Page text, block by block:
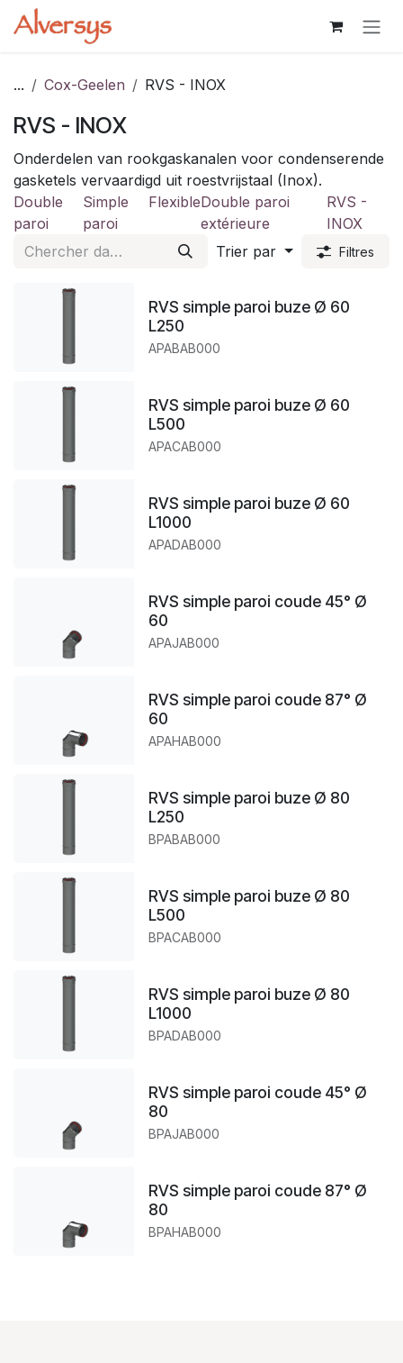
Se rendre au contenu
... Cox-Geelen​ RVS - INOX
RVS - INOX
Onderdelen van rookgaskanalen voor condenserende
gasketels vervaardigd uit roestvrijstaal (Inox).
Double
paroi
Simple
paroi
FlexibleDouble paroi
extérieure
RVS -
INOX
Trier par
Filtres
RVS simple paroi buze Ø 60
L250
APABAB000
RVS simple paroi buze Ø 60
L500
APACAB000
RVS simple paroi buze Ø 60
L1000
APADAB000
RVS simple paroi coude 45° Ø
60
APAJAB000
RVS simple paroi coude 87° Ø
60
APAHAB000
RVS simple paroi buze Ø 80
L250
BPABAB000
RVS simple paroi buze Ø 80
L500
BPACAB000
RVS simple paroi buze Ø 80
L1000
BPADAB000
RVS simple paroi coude 45° Ø
80
BPAJAB000
RVS simple paroi coude 87° Ø
80
BPAHAB000